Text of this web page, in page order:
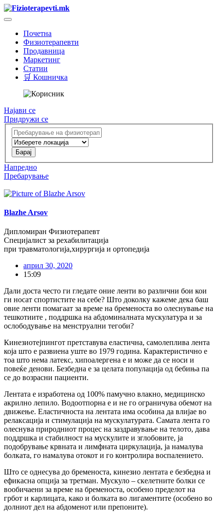
Почетна
Физиотерапевти
Продавница
Маркетинг
Статии
🛒 Кошничка
Најави се
Придружи се
Напредно
Пребарување
Blazhe Arsov
Дипломиран Физиотерапевт
Специјалист за рехабилитација
при травматологија,хирургија и ортопедија
април 30, 2020
15:09
Дали доста често ги гледате оние ленти во различни бои кои
ги носат спортистите на себе? Што доколку кажеме дека баш
овие ленти помагаат за време на бременоста во олеснување на
тешкотиите , поддршка на абдоминалната мускулатура и за
ослободување на менструални тегоби?
Кинезиотејпингот претставува еластична, самолеплива лента
која што е развиена уште во 1979 година. Карактеристично е
тоа што нема латекс, хипоалергена е и може да се носи и
повеќе денови. Безбедна е за целата популација од бебиња па
се до возрасни пациенти.
Лентата е изработена од 100% памучно влакно, медицинско
акрилно лепило. Водоотпорна е и не го ограничува обемот на
движење. Еластичноста на лентата има особина да влијае во
релаксација и стимулација на мускулатурата. Самата лента го
олеснува природниот процес на заздравување на телото, дава
поддршка и стабилност на мускулите и зглобовите, ја
подобрување крвната и лимфната циркулација, ја намалува
болката, го намалува отокот и го контролира воспалението.
Што се однесува до бременоста, кинезио лентата е безбедна и
ефикасна опција за третман. Мускуло – скелетните болки се
вообичаени за време на бременоста, особено пределот на
грбот и карлицата, како и болката во лигаментите (особено во
долниот дел на абдоменот или препоните).